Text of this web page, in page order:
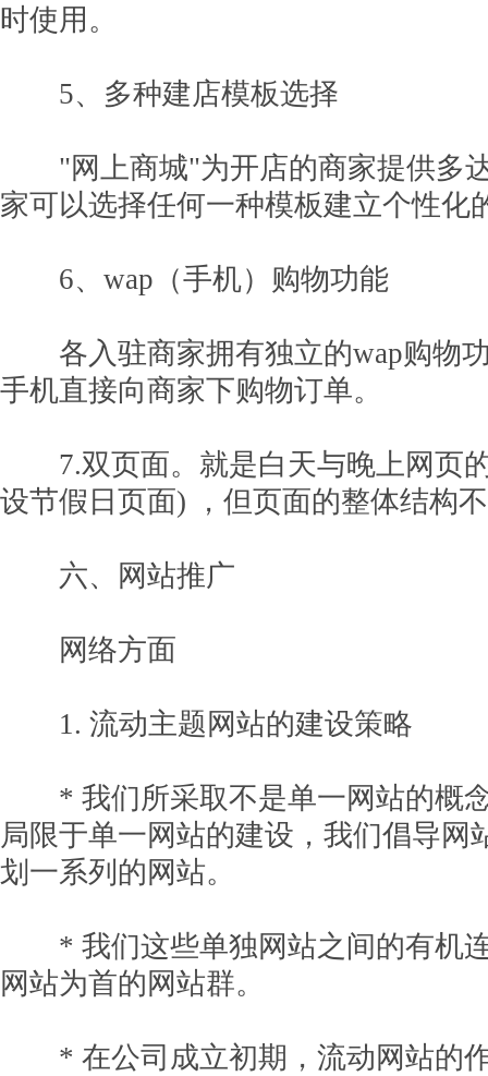
时使用。
5、多种建店模板选择
"网上商城"为开店的商家提供多
家可以选择任何一种模板建立个性化
6、wap（手机）购物功能
各入驻商家拥有独立的wap购物
手机直接向商家下购物订单。
7.双页面。就是白天与晚上网页
设节假日页面) ，但页面的整体结构
六、网站推广
网络方面
1. 流动主题网站的建设策略
* 我们所采取不是单一网站的概念
局限于单一网站的建设，我们倡导网
划一系列的网站。
* 我们这些单独网站之间的有机连
网站为首的网站群。
* 在公司成立初期，流动网站的作